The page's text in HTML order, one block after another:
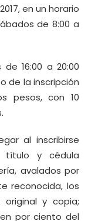
en un horario
de 8:00 a
16:00 a 20:00
de la inscripción
pesos, con 10
al inscribirse
título y cédula
avalados por
reconocida, los
y copia;
por ciento del